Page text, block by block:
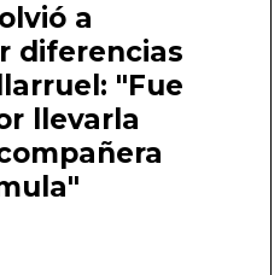
a
diferencias
"Fue
llevarla